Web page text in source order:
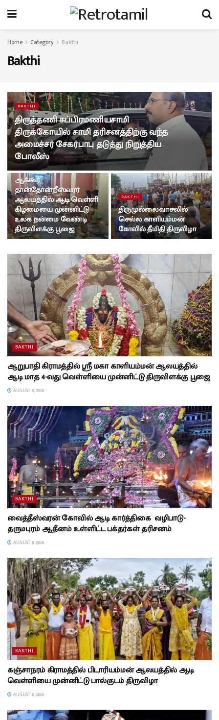
Home Category Bakthi
Bakthi
BAKTHI
திருத்தணி சுப்பிரமணியசாமி
திருக்கோயில் சாமி தரிசனத்திற்கு வந்த
அமைச்சர் சேகர்பாபு தடுத்து நிறுத்திய
போலீஸ்
BAKTHI
ஆக்கூர்
தான்தோன்றீஸ்வரர்
ஆலயத்தில் ஆடி வெள்ளி
கிழமையை முன்னிட்டு
உலக நன்மை வேண்டி
திருவிளக்கு பூஜை
BAKTHI
திருமுல்லைவாசலில்
செல்ல காளியம்மன்
கோவில் தீமிதி திருவிழா
BAKTHI
ஆறுபாதி கிராமத்தில் ஸ்ரீ மகா காளியம்மன் ஆலயத்தில்
ஆடி மாத 4-வது வெள்ளியை முன்னிட்டு திருவிளக்கு பூஜை
AUGUST 8, 2026
BAKTHI
வைத்தீஸ்வரன் கோவில் ஆடி கார்த்திகை வழிபாடு-
தருமபுரம் ஆதீனம் உள்ளிட்ட பக்தர்கள் தரிசனம்
AUGUST 8, 2026
BAKTHI
கஞ்சாநரம் கிராமத்தில் பிடாரியம்மன் ஆலயத்தில் ஆடி
வெள்ளியை முன்னிட்டு பால்குடம் திருவிழா
AUGUST 8, 2026